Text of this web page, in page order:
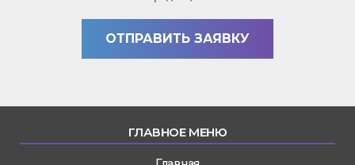
ОТПРАВИТЬ ЗАЯВКУ
ГЛАВНОЕ МЕНЮ